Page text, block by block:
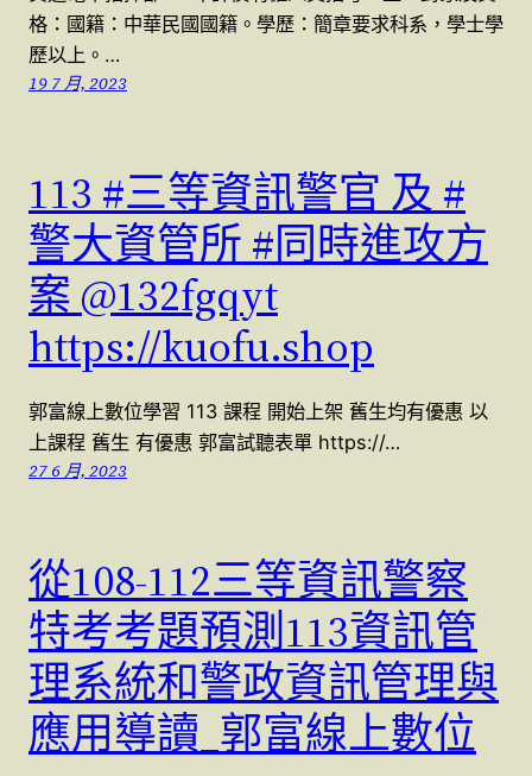
格：國籍：中華民國國籍。學歷：簡章要求科系，學士學
歷以上。…
19 7 月, 2023
113 #三等資訊警官 及 #
警大資管所 #同時進攻方
案 @132fgqyt
https://kuofu.shop
郭富線上數位學習 113 課程 開始上架 舊生均有優惠 以
上課程 舊生 有優惠 郭富試聽表單 https://…
27 6 月, 2023
從108-112三等資訊警察
特考考題預測113資訊管
理系統和警政資訊管理與
應用導讀_郭富線上數位